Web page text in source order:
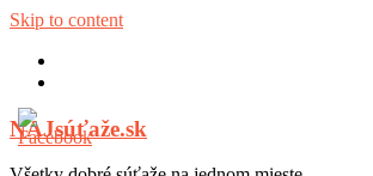
Skip to content
NAJsúťaže.sk